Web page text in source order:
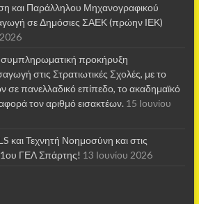
και Παράλληλου Μηχανογραφικού
σε Δημόσιες ΣΑΕΚ (πρώην ΙΕΚ)
προκήρυξη
στις Στρατιωτικές Σχολές, με το
σε πανελλαδικό επίπεδο, το ακαδημαϊκό
τον αριθμό εισακτέων. 15 Ιουνίου
και Τεχνητή Νοημοσύνη και στις
1ου ΓΕΛ Σπάρτης! 13 Ιουνίου 2026